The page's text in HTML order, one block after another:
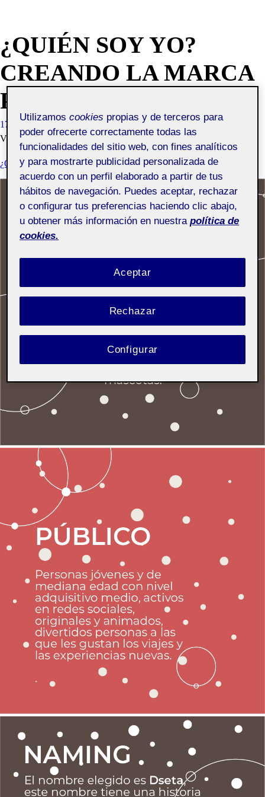
¿QUIÉN SOY YO?
CREANDO LA MARCA
PERSONAL
17 OCTUBRE, 2020
SUSANA SÁNCHEZ SERRANO
VISIBILIDAD: PÚBLICA
¿QUIÉN SOY YO? CREANDO LA MARCA PERSONAL
Utilizamoscookies propias y de terceros para
poder ofrecerte correctamente todas las
funcionalidades del sitio web, con fines analíticos
y para mostrarte publicidad personalizada de
acuerdo con un perfil elaborado a partir de tus
hábitos de navegación. Puedes aceptar, rechazar
o configurar tus preferencias haciendo clic abajo,
u obtener más información en nuestra política de
cookies.
Rechazar
Aceptar
Configurar